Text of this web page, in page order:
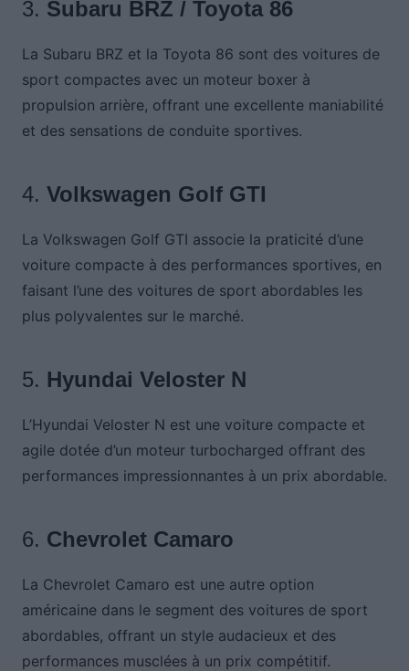
3. Subaru BRZ / Toyota 86
La Subaru BRZ et la Toyota 86 sont des voitures de
sport compactes avec un moteur boxer à
propulsion arrière, offrant une excellente maniabilité
et des sensations de conduite sportives.
4. Volkswagen Golf GTI
La Volkswagen Golf GTI associe la praticité d’une
voiture compacte à des performances sportives, en
faisant l’une des voitures de sport abordables les
plus polyvalentes sur le marché.
5. Hyundai Veloster N
L’Hyundai Veloster N est une voiture compacte et
agile dotée d’un moteur turbocharged offrant des
performances impressionnantes à un prix abordable.
6. Chevrolet Camaro
La Chevrolet Camaro est une autre option
américaine dans le segment des voitures de sport
abordables, offrant un style audacieux et des
performances musclées à un prix compétitif.